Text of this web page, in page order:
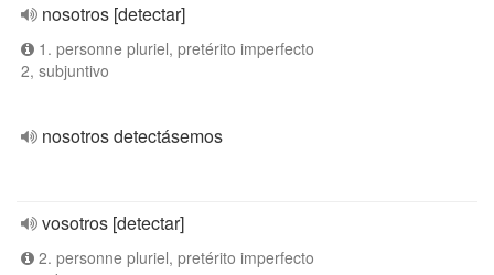
nosotros [detectar]
1. personne pluriel, pretérito imperfecto
2, subjuntivo
nosotros detectásemos
vosotros [detectar]
2. personne pluriel, pretérito imperfecto